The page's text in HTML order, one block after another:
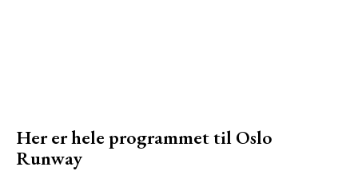
Her er hele programmet til Oslo
Runway